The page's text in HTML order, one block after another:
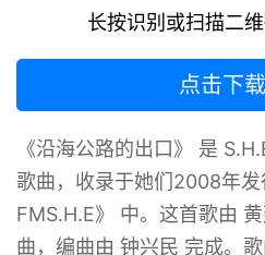
长按识别或扫描二
点击下
《沿海公路的出口》 是
歌曲，收录于她们2008年
FMS.H.E》 中‌‌。这首歌由
曲，编曲由 钟兴民 完成。